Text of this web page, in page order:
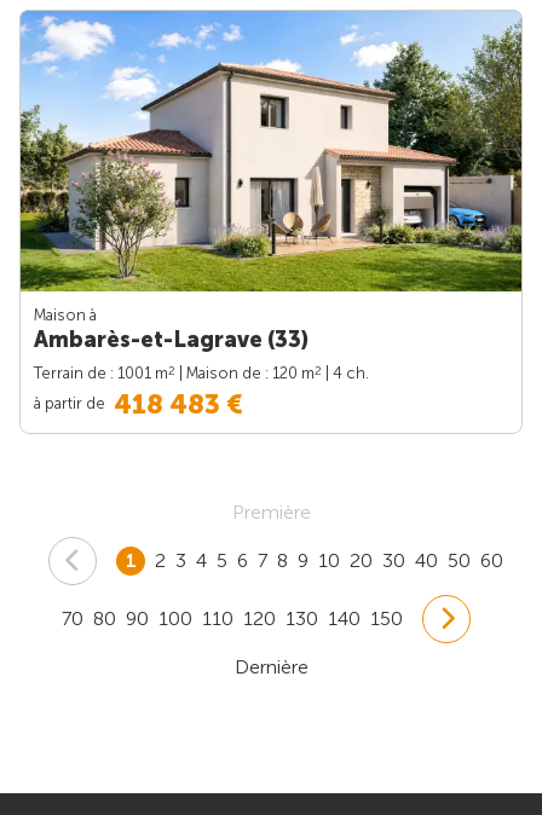
Maison à
Ambarès-et-Lagrave (33)
Terrain de : 1001 m2 | Maison de : 120 m2
| 4 ch.
à partir de 418 483 €
Première
1 2 3 4 5 6 7 8 9 10 20 30 40 50 60
70 80 90 100 110 120 130 140 150
Dernière